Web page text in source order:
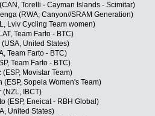
Torelli - Cayman Islands - Scimitar)
(RWA, Canyon//SRAM Generation)
Lviv Cycling Team women)
Team Farto - BTC)
United States)
Team Farto - BTC)
Team Farto - BTC)
Movistar Team)
(ESP, Sopela Women's Team)
(NZL, IBCT)
(ESP, Eneicat - RBH Global)
United States)